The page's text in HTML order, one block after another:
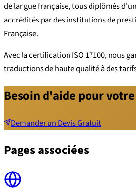
de langue française, tous diplômés
accrédités par des institutions de
Française.
Avec la certification ISO 17100, nous
traductions de haute qualité à des
Besoin d'aide pour
Demander un Devis Gratuit
Pages associées